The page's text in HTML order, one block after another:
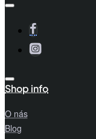
Shop info
O nás
Blog